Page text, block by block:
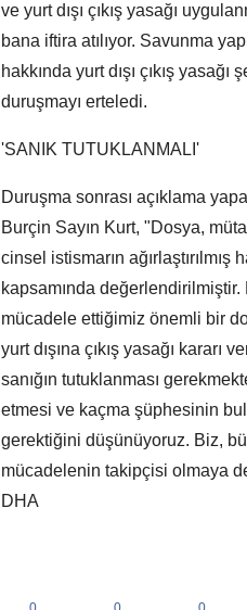
ve yurt dışı çıkış yasağı
bana iftira atılıyor. Savunma
hakkında yurt dışı çıkış
duruşmayı erteledi.
'SANIK TUTUKLANMALI'
Duruşma sonrası açıklama
Burçin Sayın Kurt, "Dosya,
cinsel istismarın
kapsamında değerlendirilmiştir.
mücadele ettiğimiz önemli bir
yurt dışına çıkış yasağı
sanığın tutuklanması
etmesi ve kaçma şüphesinin
gerektiğini düşünüyoruz. Biz,
mücadelenin takipçisi olmaya
DHA